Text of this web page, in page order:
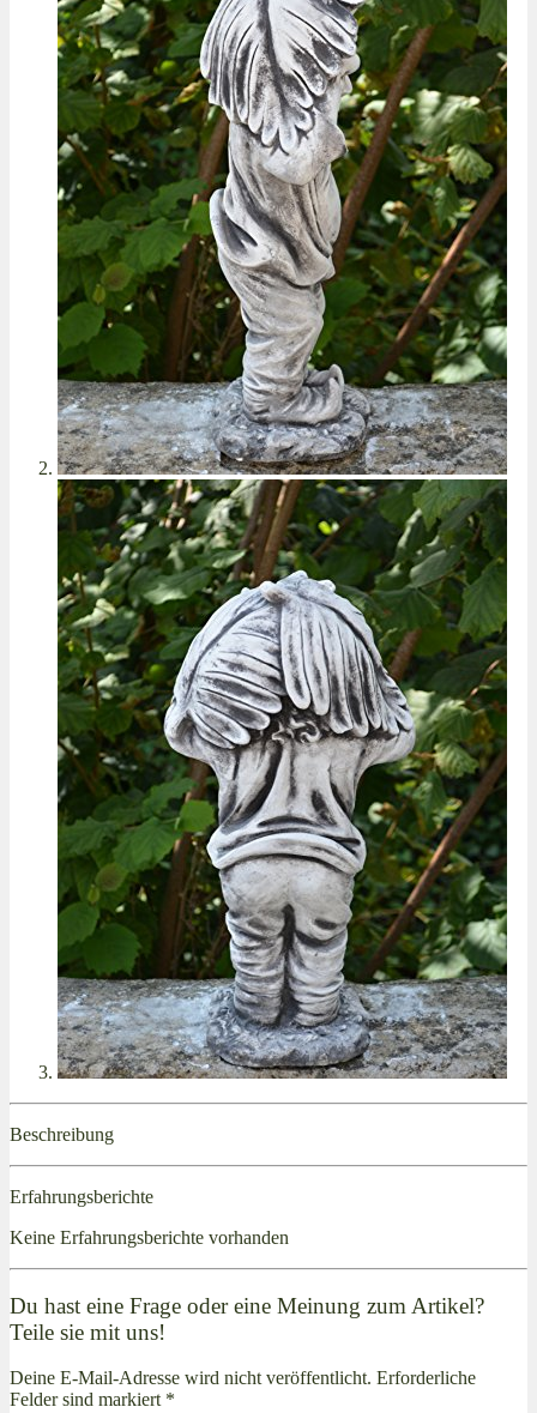
Beschreibung
Erfahrungsberichte
Keine Erfahrungsberichte vorhanden
Du hast eine Frage oder eine Meinung zum Artikel?
Teile sie mit uns!
Deine E-Mail-Adresse wird nicht veröffentlicht. Erforderliche
Felder sind markiert *